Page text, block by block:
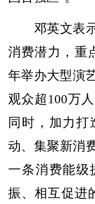
邓英文表示
消费潜力，重
年举办大型演
观众超100万
同时，加力
动、集聚新消
一条消费能级
振、相互促进